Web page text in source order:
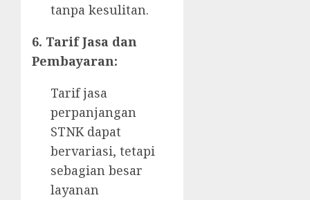
tanpa kesulitan.
6. Tarif Jasa dan
Pembayaran:
Tarif jasa
perpanjangan
STNK dapat
bervariasi, tetapi
sebagian besar
layanan